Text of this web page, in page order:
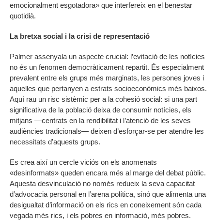
emocionalment esgotadora» que interfereix en el benestar
quotidià.
La bretxa social i la crisi de representació
Palmer assenyala un aspecte crucial: l’evitació de les notícies
no és un fenomen democràticament repartit. És especialment
prevalent entre els grups més marginats, les persones joves i
aquelles que pertanyen a estrats socioeconòmics més baixos.
Aquí rau un risc sistèmic per a la cohesió social: si una part
significativa de la població deixa de consumir notícies, els
mitjans —centrats en la rendibilitat i l’atenció de les seves
audiències tradicionals— deixen d’esforçar-se per atendre les
necessitats d’aquests grups.
Es crea així un cercle viciós on els anomenats
«desinformats» queden encara més al marge del debat públic.
Aquesta desvinculació no només redueix la seva capacitat
d’advocacia personal en l’arena política, sinó que alimenta una
desigualtat d’informació on els rics en coneixement són cada
vegada més rics, i els pobres en informació, més pobres.